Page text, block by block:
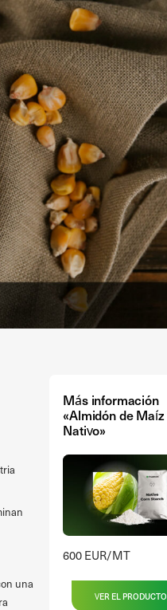
una
Más información
«Almidón de Maíz
Nativo»
600 EUR/MT
VER EL PRODUCTO